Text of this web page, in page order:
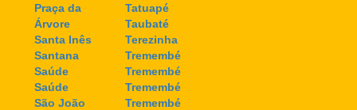
Praça da
Árvore
Santa Inês
Santana
Saúde
Saúde
São João
Tatuapé
Taubaté
Terezinha
Tremembé
Tremembé
Tremembé
Tremembé